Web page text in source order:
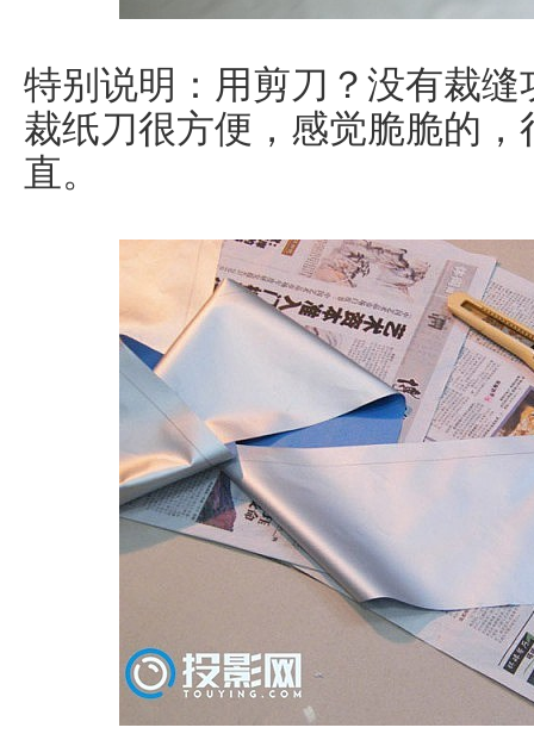
特别说明：用剪刀？没有裁
裁纸刀很方便，感觉脆脆的
直。